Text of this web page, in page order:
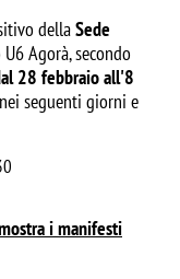
dellaSede
Agorà, secondo
28 febbraio all'8
seguenti giorni e
i manifesti